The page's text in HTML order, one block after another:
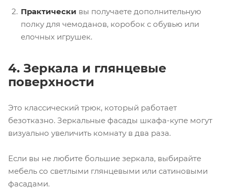
Практически вы получаете дополнительную
полку для чемоданов, коробок с обувью или
елочных игрушек.
4. Зеркала и глянцевые
поверхности
Это классический трюк, который работает
безотказно. Зеркальные фасады шкафа-купе могут
визуально увеличить комнату в два раза.
Если вы не любите большие зеркала, выбирайте
мебель со светлыми глянцевыми или сатиновыми
фасадами.